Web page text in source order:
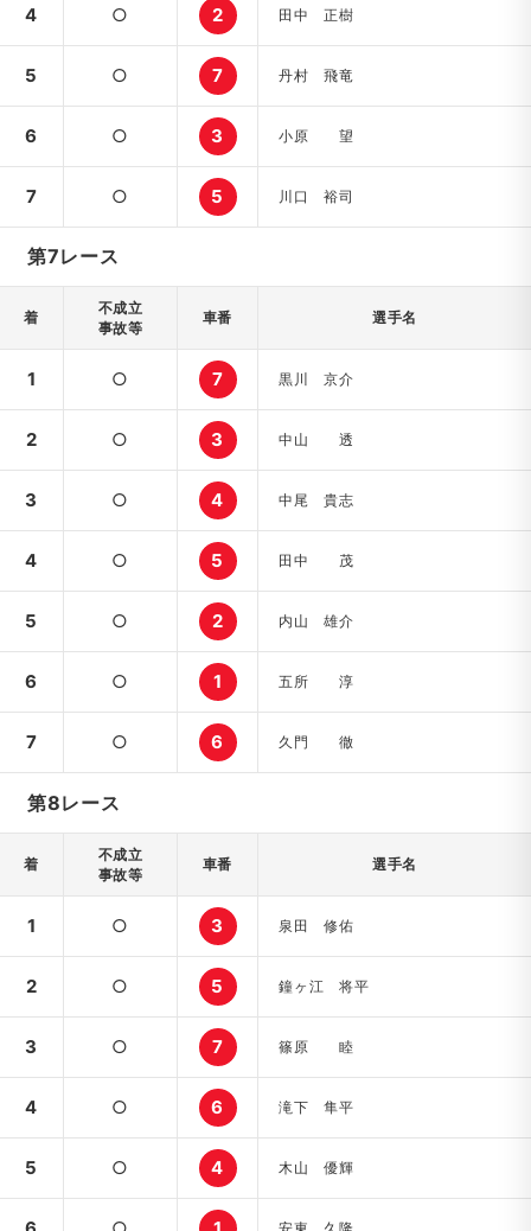
4 ○ 2 田中 正樹
5 ○ 7 丹村 飛竜
6 ○ 3 小原 望
7 ○ 5 川口 裕司
第7レース
着
不成立
事故等
車番 選手名
1 ○ 7 黒川 京介
2 ○ 3 中山 透
3 ○ 4 中尾 貴志
4 ○ 5 田中 茂
5 ○ 2 内山 雄介
6 ○ 1 五所 淳
7 ○ 6 久門 徹
第8レース
着
不成立
事故等
車番 選手名
1 ○ 3 泉田 修佑
2 ○ 5 鐘ヶ江 将平
3 ○ 7 篠原 睦
4 ○ 6 滝下 隼平
5 ○ 4 木山 優輝